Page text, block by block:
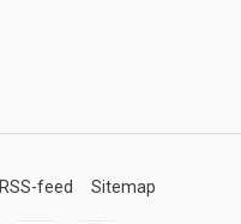
RSS-feed Sitemap